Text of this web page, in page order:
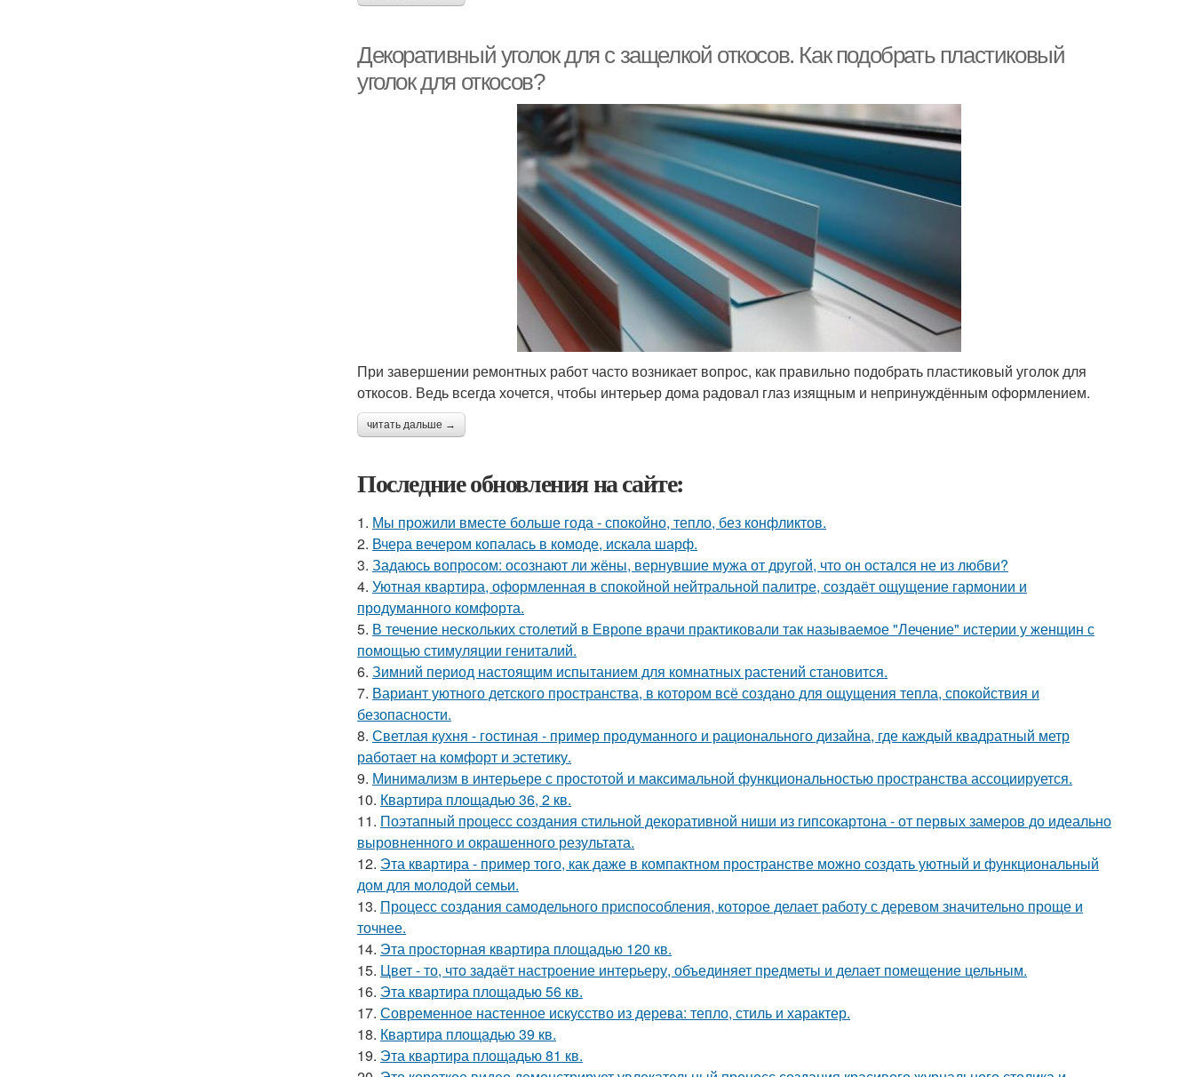
Декоративный уголок для с защелкой откосов. Как подобрать пластиковый
уголок для откосов?
При завершении ремонтных работ часто возникает вопрос, как правильно подобрать пластиковый уголок для
откосов. Ведь всегда хочется, чтобы интерьер дома радовал глаз изящным и непринуждённым оформлением.
читать дальше →
Последние обновления на сайте:
1. Мы прожили вместе больше года - спокойно, тепло, без конфликтов.
2. Вчера вечером копалась в комоде, искала шарф.
3. Задаюсь вопросом: осознают ли жёны, вернувшие мужа от другой, что он остался не из любви?
4. Уютная квартира, оформленная в спокойной нейтральной палитре, создаёт ощущение гармонии и
продуманного комфорта.
5. В течение нескольких столетий в Европе врачи практиковали так называемое "Лечение" истерии у женщин с
помощью стимуляции гениталий.
6. Зимний период настоящим испытанием для комнатных растений становится.
7. Вариант уютного детского пространства, в котором всё создано для ощущения тепла, спокойствия и
безопасности.
8. Светлая кухня - гостиная - пример продуманного и рационального дизайна, где каждый квадратный метр
работает на комфорт и эстетику.
9. Минимализм в интерьере с простотой и максимальной функциональностью пространства ассоциируется.
10. Квартира площадью 36, 2 кв.
11. Поэтапный процесс создания стильной декоративной ниши из гипсокартона - от первых замеров до идеально
выровненного и окрашенного результата.
12. Эта квартира - пример того, как даже в компактном пространстве можно создать уютный и функциональный
дом для молодой семьи.
13. Процесс создания самодельного приспособления, которое делает работу с деревом значительно проще и
точнее.
14. Эта просторная квартира площадью 120 кв.
15. Цвет - то, что задаёт настроение интерьеру, объединяет предметы и делает помещение цельным.
16. Эта квартира площадью 56 кв.
17. Современное настенное искусство из дерева: тепло, стиль и характер.
18. Квартира площадью 39 кв.
19. Эта квартира площадью 81 кв.